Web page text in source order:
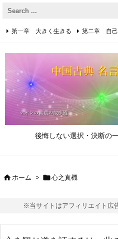
後悔しない選択・決断の
第一章 大きく生きる 第二章 自己
第四章 着実に生きる 第五章 逆境
第六章 成功の心得 第七章 人と
第八章 リーダーの心得
 ホーム > 心之真機
※当サイトはアフィリエイト広